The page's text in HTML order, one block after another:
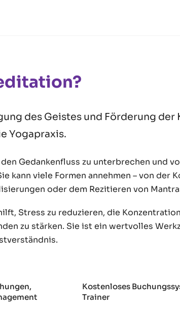
des Geistes und Förderung
Yogapraxis.
Gedankenfluss zu unterbrechen und
kann viele Formen annehmen – von der
oder dem Rezitieren von
Stress zu reduzieren, die
zu stärken. Sie ist ein wertvolles
Kostenloses
Trainer